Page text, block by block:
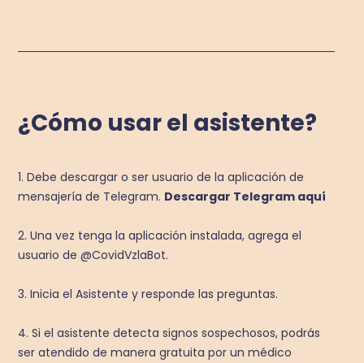
¿Cómo usar el asistente?
1. Debe descargar o ser usuario de la aplicación de
mensajería de Telegram. Descargar Telegram aquí
2. Una vez tenga la aplicación instalada, agrega el
usuario de @CovidVzlaBot.
3. Inicia el Asistente y responde las preguntas.
4. Si el asistente detecta signos sospechosos, podrás
ser atendido de manera gratuita por un médico